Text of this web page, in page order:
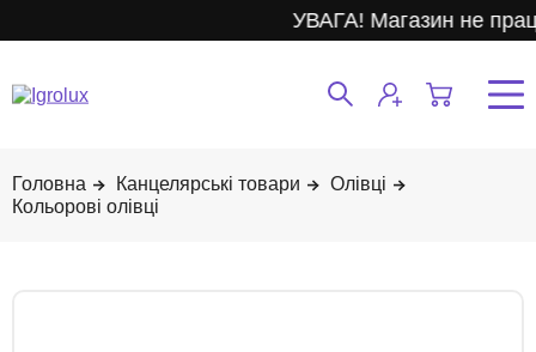
УВАГА! Магазин не
Канцелярські товари
Олівці
Кольорові олівці